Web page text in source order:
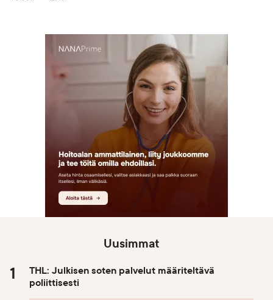
Uusimmat
THL: Julkisen soten palvelut määriteltävä
poliittisesti